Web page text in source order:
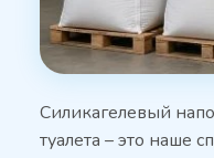
Силикагелевый
туалета – это наше